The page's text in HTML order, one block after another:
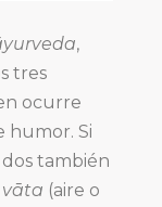
,
tres
ocurre
humor. Si
también
vāta (aire o